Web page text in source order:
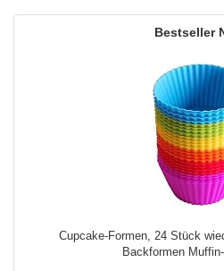
Cupcake-Formen, 24 Stück
Backformen Muffin-